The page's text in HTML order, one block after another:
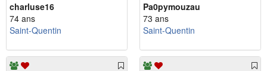
charluse16
74 ans
Saint-Quentin
Pa0pymouzau
73 ans
Saint-Quentin